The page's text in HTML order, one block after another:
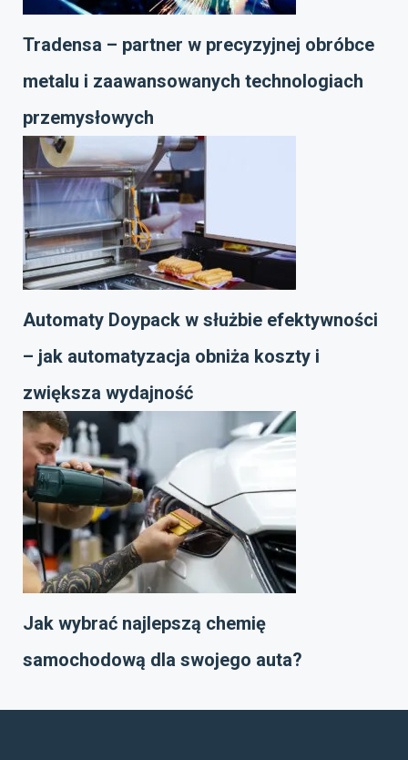
Tradensa – partner w precyzyjnej obróbce
metalu i zaawansowanych technologiach
przemysłowych
Automaty Doypack w służbie efektywności
– jak automatyzacja obniża koszty i
zwiększa wydajność
Jak wybrać najlepszą chemię
samochodową dla swojego auta?